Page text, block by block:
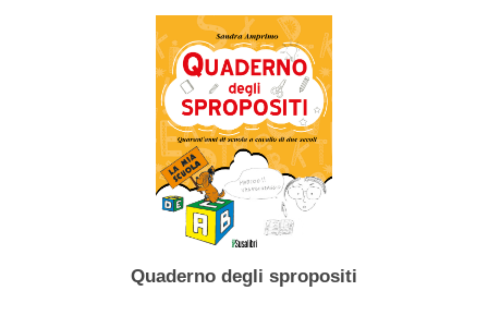
Quaderno degli spropositi